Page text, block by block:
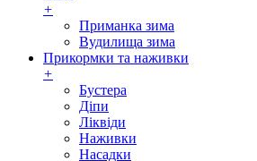
+
Приманка зима
Вудилища зима
Прикормки та наживки
+
Бустера
Діпи
Ліквіди
Наживки
Насадки